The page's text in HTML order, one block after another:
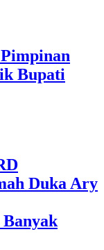
Bupati
Duka Ary